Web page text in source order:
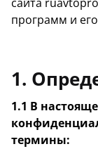
программ и
1.
1.1 В
термины: